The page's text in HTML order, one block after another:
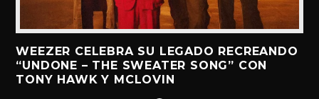
WEEZER CELEBRA SU LEGADO RECREANDO
“UNDONE – THE SWEATER SONG” CON
TONY HAWK Y MCLOVIN